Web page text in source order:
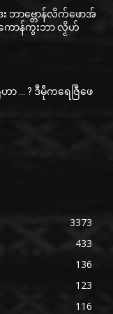
ဘာဗ္တောန်လိက်ဖောအ်
ကောန်ကွးဘာ လၟိဟ်
ာ … ? ဒဳမဵုကရေဇြဳဖေ
3373
433
136
123
116